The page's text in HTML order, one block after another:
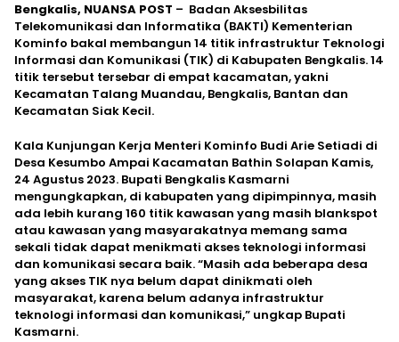
Bengkalis, NUANSA POST – Badan Aksesbilitas
Telekomunikasi dan Informatika (BAKTI) Kementerian
Kominfo bakal membangun 14 titik infrastruktur Teknologi
Informasi dan Komunikasi (TIK) di Kabupaten Bengkalis. 14
titik tersebut tersebar di empat kacamatan, yakni
Kecamatan Talang Muandau, Bengkalis, Bantan dan
Kecamatan Siak Kecil.
Kala Kunjungan Kerja Menteri Kominfo Budi Arie Setiadi di
Desa Kesumbo Ampai Kacamatan Bathin Solapan Kamis,
24 Agustus 2023. Bupati Bengkalis Kasmarni
mengungkapkan, di kabupaten yang dipimpinnya, masih
ada lebih kurang 160 titik kawasan yang masih blankspot
atau kawasan yang masyarakatnya memang sama
sekali tidak dapat menikmati akses teknologi informasi
dan komunikasi secara baik. “Masih ada beberapa desa
yang akses TIK nya belum dapat dinikmati oleh
masyarakat, karena belum adanya infrastruktur
teknologi informasi dan komunikasi,” ungkap Bupati
Kasmarni.